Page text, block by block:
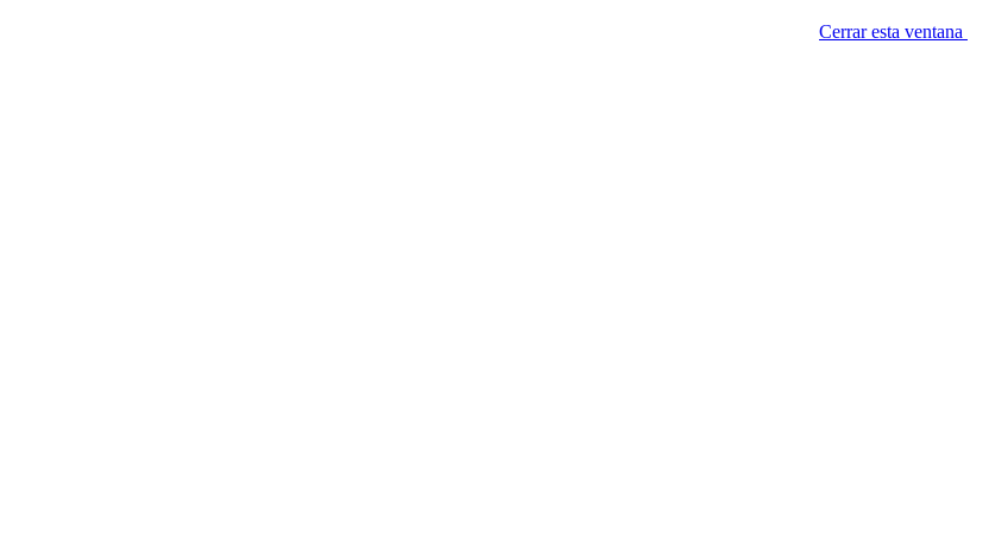
Cerrar esta ventana